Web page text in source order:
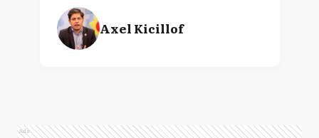
Axel Kicillof
Ads